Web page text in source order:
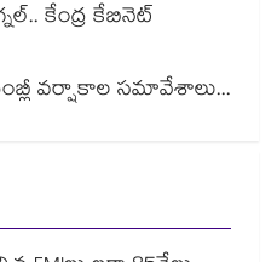
కేంద్ర కేబినెట్
వర్షాకాల సమావేశాలు...